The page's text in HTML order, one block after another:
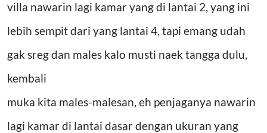
villa nawarin lagi kamar yang di lantai 2, yang ini
lebih sempit dari yang lantai 4, tapi emang udah
gak sreg dan males kalo musti naek tangga dulu,
kembali
muka kita males-malesan, eh penjaganya nawarin
lagi kamar di lantai dasar dengan ukuran yang